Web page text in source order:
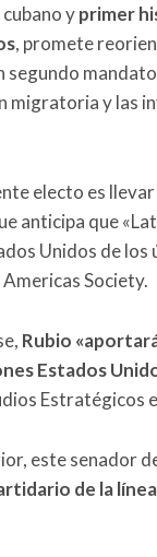
yprimer
, promete
y las
electo es llevar
anticipa que
Unidos de los
Society.
Rubio
Estados
Estratégicos
este senador
de la